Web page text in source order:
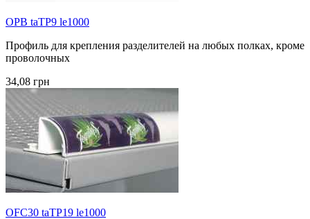
OPB taTP9 le1000
Профиль для крепления разделителей на любых полках, кроме
проволочных
34,08 грн
OFC30 taTP19 le1000